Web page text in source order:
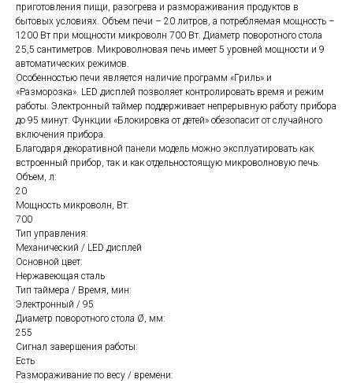
приготовления пищи, разогрева и размораживания продуктов в
бытовых условиях. Объем печи – 20 литров, а потребляемая мощность –
1200 Вт при мощности микроволн 700 Вт. Диаметр поворотного стола
25,5 сантиметров. Микроволновая печь имеет 5 уровней мощности и 9
автоматических режимов.
Особенностью печи является наличие программ «Гриль» и
«Разморозка». LED дисплей позволяет контролировать время и режим
работы. Электронный таймер поддерживает непрерывную работу прибора
до 95 минут. Функции «Блокировка от детей» обезопасит от случайного
включения прибора.
Благодаря декоративной панели модель можно эксплуатировать как
встроенный прибор, так и как отдельностоящую микроволновую печь.
Объем, л:
20
Мощность микроволн, Вт:
700
Тип управления:
Механический / LED дисплей
Основной цвет:
Нержавеющая сталь
Тип таймера / Время, мин:
Электронный / 95
Диаметр поворотного стола Ø, мм:
255
Сигнал завершения работы:
Есть
Размораживание по весу / времени: